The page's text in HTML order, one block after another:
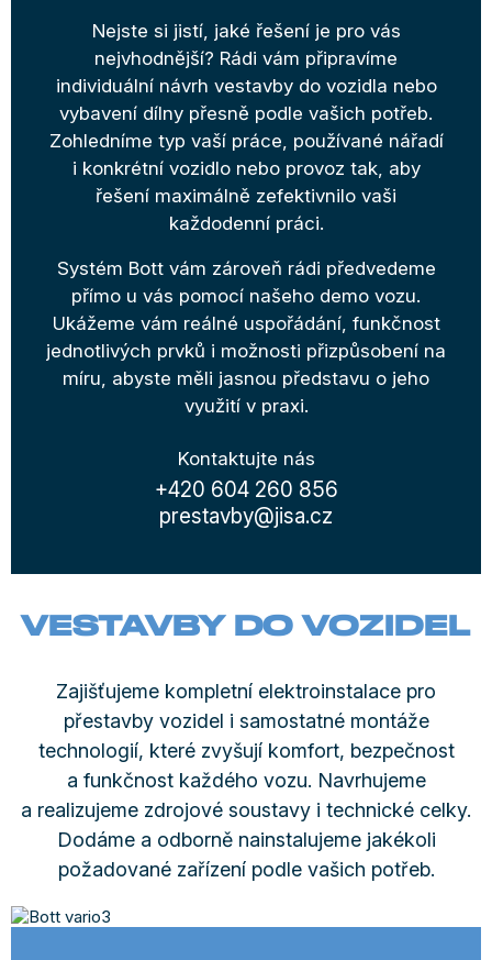
Nejste si jistí, jaké řešení je pro vás
nejvhodnější? Rádi vám připravíme
individuální návrh vestavby do vozidla nebo
vybavení dílny přesně podle vašich potřeb.
Zohledníme typ vaší práce, používané nářadí
i konkrétní vozidlo nebo provoz tak, aby
řešení maximálně zefektivnilo vaši
každodenní práci.
Systém Bott vám zároveň rádi předvedeme
přímo u vás pomocí našeho demo vozu.
Ukážeme vám reálné uspořádání, funkčnost
jednotlivých prvků i možnosti přizpůsobení na
míru, abyste měli jasnou představu o jeho
využití v praxi.
Kontaktujte nás
+420 604 260 856
prestavby@jisa.cz
VESTAVBY DO VOZIDEL
Zajišťujeme kompletní elektroinstalace pro
přestavby vozidel i samostatné montáže
technologií, které zvyšují komfort, bezpečnost
a funkčnost každého vozu. Navrhujeme
a realizujeme zdrojové soustavy i technické celky.
Dodáme a odborně nainstalujeme jakékoli
požadované zařízení podle vašich potřeb.